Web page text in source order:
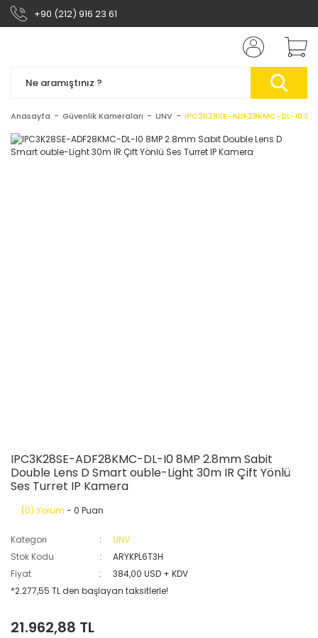
+90 (212) 916 23 61
Anasayfa Güvenlik Kameraları UNV IPC3K28SE-ADF28KMC-DL-I0
IPC3K28SE-ADF28KMC-DL-I0 8MP 2.8mm Sabit
Double Lens D Smart ouble-Light 30m IR Çift Yönlü
Ses Turret IP Kamera
(0) Yorum - 0 Puan
Kategori
UNV
Stok Kodu
ARYKPL6T3H
Fiyat
384,00 USD + KDV
*2.277,55 TL den başlayan taksitlerle!
21.962,88 TL